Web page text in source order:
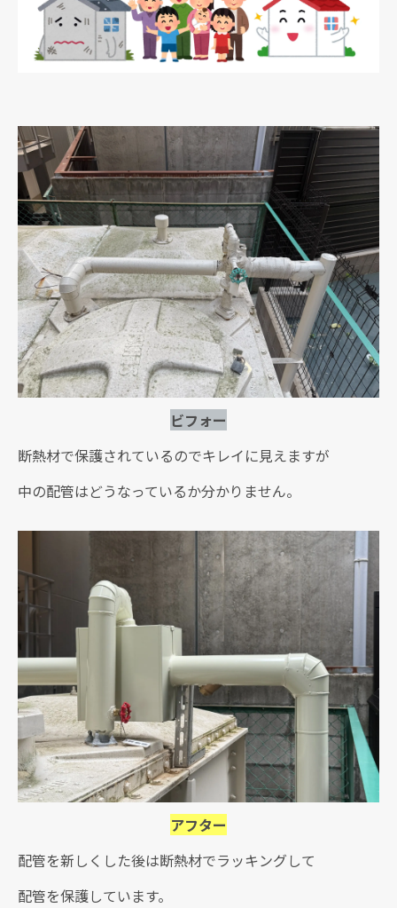
ビフォー
断熱材で保護されているのでキレイに見えますが
中の配管はどうなっているか分かりません。
アフター
配管を新しくした後は断熱材でラッキングして
配管を保護しています。